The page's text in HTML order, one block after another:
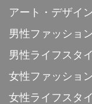
アート・デザイ
男性ファッショ
男性ライフスタ
女性ファッショ
女性ライフスタ